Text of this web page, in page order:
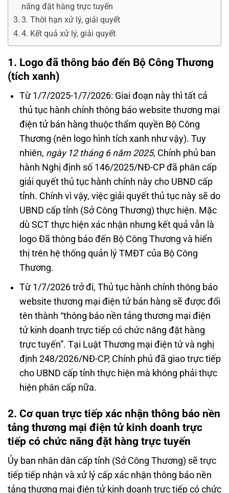
năng đặt hàng trực tuyến
3. Thời hạn xử lý, giải quyết
4. Kết quả xử lý, giải quyết
1. Logo đã thông báo đến Bộ Công Thương
(tích xanh)
Từ 1/7/2025-1/7/2026: Giai đoạn này thì tất cả
thủ tục hành chính thông báo website thương mại
điện tử bán hàng thuộc thẩm quyền Bộ Công
Thương (nên logo hình tích xanh như vậy). Tuy
nhiên, ngày 12 tháng 6 năm 2025, Chính phủ ban
hành Nghị định số 146/2025/NĐ-CP đã phân cấp
giải quyết thủ tục hành chính này cho UBND cấp
tỉnh. Chính vì vậy, việc giải quyết thủ tục này sẽ do
UBND cấp tỉnh (Sở Công Thương) thực hiện. Mặc
dù SCT thực hiện xác nhận nhưng kết quả vẫn là
logo Đã thông báo đến Bộ Công Thương và hiển
thị trên hệ thống quản lý TMĐT của Bộ Công
Thương.
Từ 1/7/2026 trở đi, Thủ tục hành chính thông báo
website thương mại điện tử bán hàng sẽ được đổi
tên thành “thông báo nền tảng thương mại điện
tử kinh doanh trực tiếp có chức năng đặt hàng
trực tuyến”. Tại Luật Thương mại điện tử và nghị
định 248/2026/NĐ-CP, Chính phủ đã giao trực tiếp
cho UBND cấp tỉnh thực hiện mà không phải thực
hiện phân cấp nữa.
2. Cơ quan trực tiếp xác nhận thông báo nền
tảng thương mại điện tử kinh doanh trực
tiếp có chức năng đặt hàng trực tuyến
Ủy ban nhân dân cấp tỉnh (Sở Công Thương) sẽ trực
tiếp tiếp nhận và xử lý cấp xác nhận thông báo nền
tảng thương mại điện tử kinh doanh trực tiếp có chức